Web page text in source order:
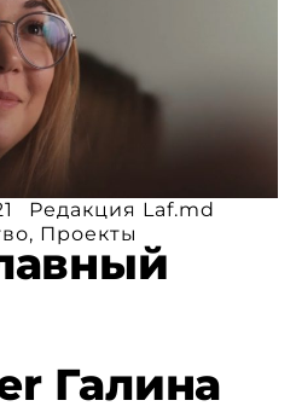
Редакция Laf.md
, Проекты
Галина